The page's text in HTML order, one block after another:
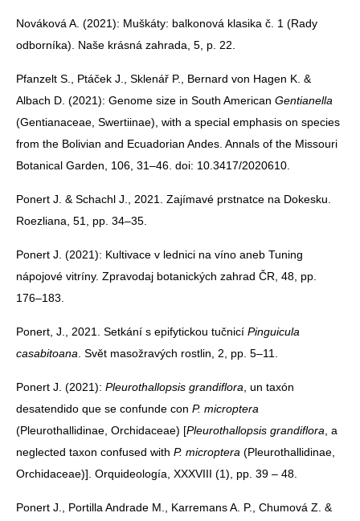
Nováková A. (2021): Muškáty: balkonová klasika č. 1 (Rady
odborníka). Naše krásná zahrada, 5, p. 22.
Pfanzelt S., Ptáček J., Sklenář P., Bernard von Hagen K. &
Albach D. (2021): Genome size in South American Gentianella
(Gentianaceae, Swertiinae), with a special emphasis on species
from the Bolivian and Ecuadorian Andes. Annals of the Missouri
Botanical Garden, 106, 31–46. doi: 10.3417/2020610.
Ponert J. & Schachl J., 2021. Zajímavé prstnatce na Dokesku.
Roezliana, 51, pp. 34–35.
Ponert J. (2021): Kultivace v lednici na víno aneb Tuning
nápojové vitríny. Zpravodaj botanických zahrad ČR, 48, pp.
176–183.
Ponert, J., 2021. Setkání s epifytickou tučnicí Pinguicula
casabitoana . Svět masožravých rostlin, 2, pp. 5–11.
Ponert J. (2021): Pleurothallopsis grandiflora , un taxón
desatendido que se confunde con P. microptera
(Pleurothallidinae, Orchidaceae) [Pleurothallopsis grandiflora , a
neglected taxon confused with P. microptera (Pleurothallidinae,
Orchidaceae)]. Orquideología, XXXVIII (1), pp. 39 – 48.
Ponert J., Portilla Andrade M., Karremans A. P., Chumová Z. &